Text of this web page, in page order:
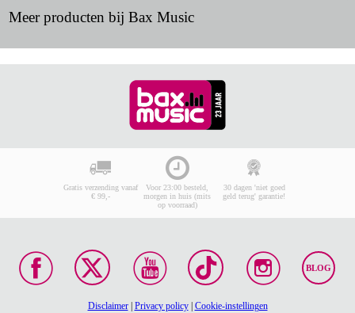
Meer producten bij Bax Music
Gratis verzending vanaf
€ 99,-
Voor 23:00 besteld,
morgen in huis (mits
op voorraad)
30 dagen 'niet goed
geld terug' garantie!
BLOG
Disclaimer| Privacy policy| Cookie-instellingen